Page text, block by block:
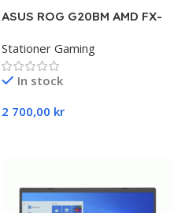
ASUS ROG G20BM AMD FX-
Radeon R9
Stationer Gaming
In stock
2 700,00 kr